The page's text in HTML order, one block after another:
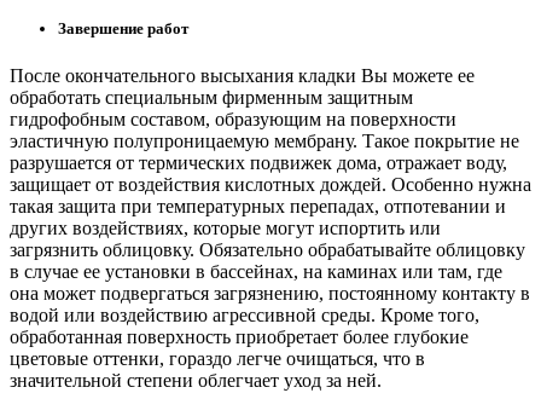
Завершение работ
После окончательного высыхания кладки Вы можете ее
обработать специальным фирменным защитным
гидрофобным составом, образующим на поверхности
эластичную полупроницаемую мембрану. Такое покрытие не
разрушается от термических подвижек дома, отражает воду,
защищает от воздействия кислотных дождей. Особенно нужна
такая защита при температурных перепадах, отпотевании и
других воздействиях, которые могут испортить или
загрязнить облицовку. Обязательно обрабатывайте облицовку
в случае ее установки в бассейнах, на каминах или там, где
она может подвергаться загрязнению, постоянному контакту в
водой или воздействию агрессивной среды. Кроме того,
обработанная поверхность приобретает более глубокие
цветовые оттенки, гораздо легче очищаться, что в
значительной степени облегчает уход за ней.